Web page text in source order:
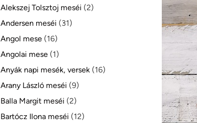
Alekszej Tolsztoj meséi (2)
Andersen meséi (31)
Angol mese (16)
Angolai mese (1)
Anyák napi mesék, versek (16)
Arany László meséi (9)
Balla Margit meséi (2)
Bartócz Ilona meséi (12)